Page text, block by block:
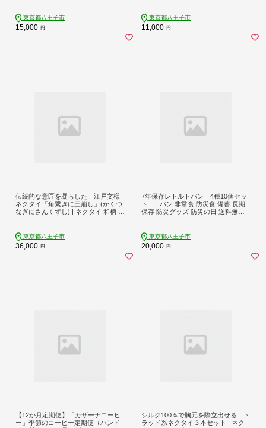
東京都八王子市
15,000 円
東京都八王子市
11,000 円
伝統的な意匠を凝らした 江戸文様
ネクタイ「角繋ぎに三崩し」(かくつ
なぎにさんくずし) | ネクタイ 和柄 ビ
東京都八王子市
36,000 円
7年保存レトルトパン 4種10個セッ
ト | パン 非常食 防災食 備蓄 長期
保存 防災グッズ 防災の日 送料無料
東京都八王子市
20,000 円
【12か月定期便】「カザーナコーヒ
ー」季節のコーヒー定期便（ハンド
シルク100％で胸元を際立出せる ト
ラッド系ネクタイ３本セット | ネク